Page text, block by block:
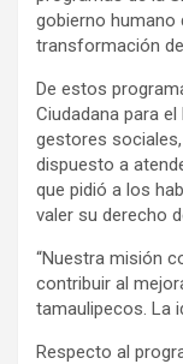
gobierno humano
transformación
De estos
Ciudadana para
gestores
dispuesto a
que pidió a los
valer su derecho
“Nuestra misión
contribuir al
tamaulipecos. La
Respecto al